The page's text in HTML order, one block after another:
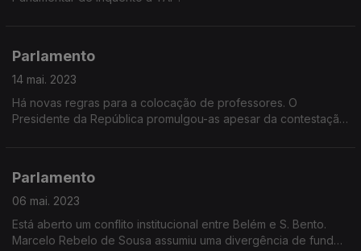
Parlamento
14 mai. 2023
Há novas regras para a colocação de professores. O
Presidente da República promulgou-as apesar da contestação
Parlamento
06 mai. 2023
Está aberto um conflito institucional entre Belém e S. Bento.
Marcelo Rebelo de Sousa assumiu uma divergência de fundo